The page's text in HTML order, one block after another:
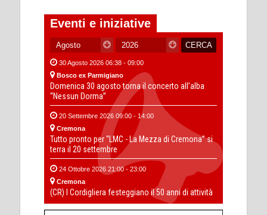
Eventi e iniziative
30 Agosto 2026 06:38 - 09:00
Bosco ex Parmigiano
Domenica 30 agosto torna il concerto all’alba
“Nessun Dorma”
20 Settembre 2026 09:00 - 14:00
Cremona
Tutto pronto per “LMC - La Mezza di Cremona” si
terra il 20 settembre
24 Ottobre 2026 21:00 - 23:00
Cremona
(CR) I Cordigliera festeggiano il 50 anni di attività